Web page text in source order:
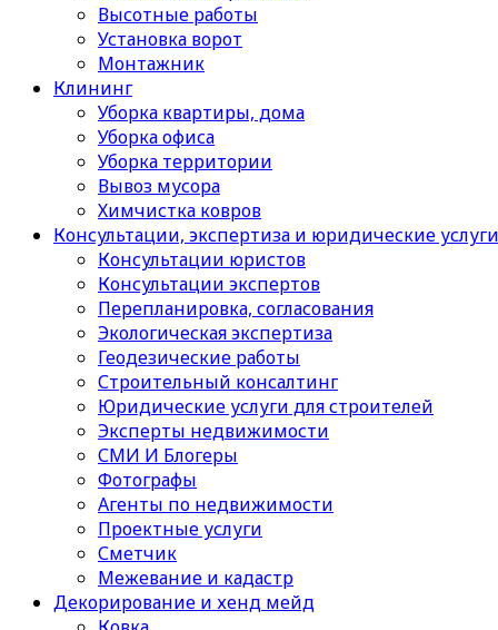
Высотные работы
Установка ворот
Монтажник
Клининг
Уборка квартиры, дома
Уборка офиса
Уборка территории
Вывоз мусора
Химчистка ковров
Консультации, экспертиза и юридические услуги
Консультации юристов
Консультации экспертов
Перепланировка, согласования
Экологическая экспертиза
Геодезические работы
Строительный консалтинг
Юридические услуги для строителей
Эксперты недвижимости
СМИ И Блогеры
Фотографы
Агенты по недвижимости
Проектные услуги
Сметчик
Межевание и кадастр
Декорирование и хенд мейд